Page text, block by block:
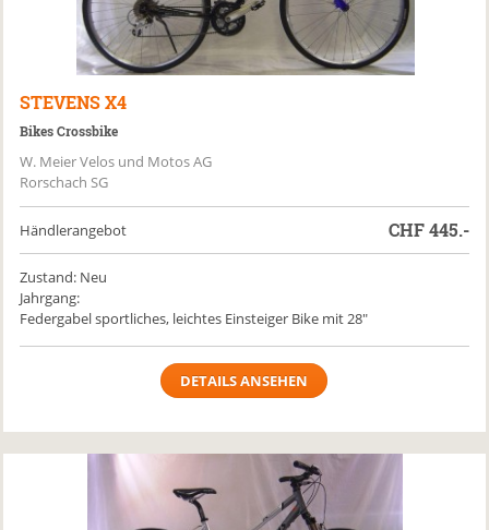
STEVENS X4
Bikes Crossbike
W. Meier Velos und Motos AG
Rorschach SG
Händlerangebot CHF445.-
Zustand: Neu
Jahrgang:
Federgabel sportliches, leichtes Einsteiger Bike mit 28"
DETAILS ANSEHEN